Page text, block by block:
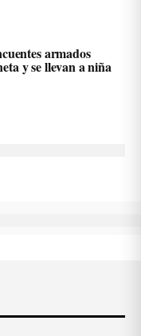
armados
y se llevan a niña